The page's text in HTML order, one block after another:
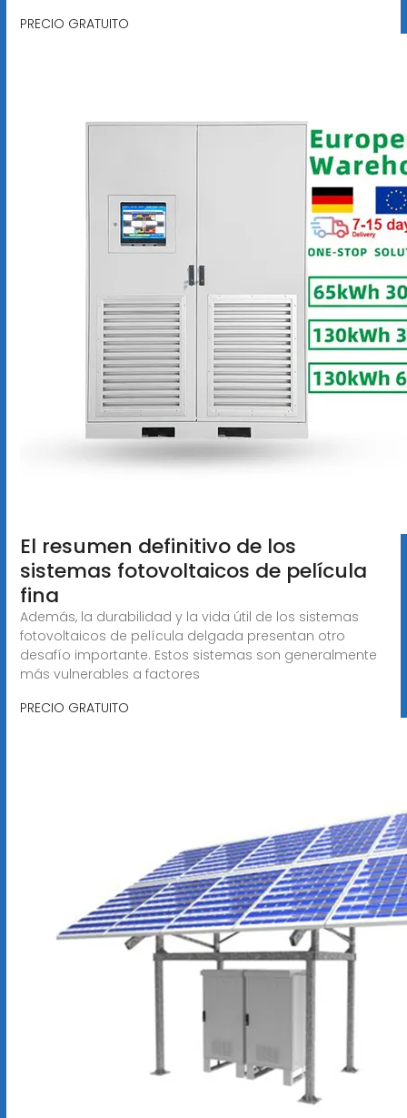
PRECIO GRATUITO
El resumen definitivo de los
sistemas fotovoltaicos de película
fina
Además, la durabilidad y la vida útil de los sistemas
fotovoltaicos de película delgada presentan otro
desafío importante. Estos sistemas son generalmente
más vulnerables a factores
PRECIO GRATUITO